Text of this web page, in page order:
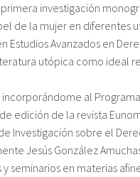
investigación
de la mujer en diferentes
Estudios Avanzados en
utópica como ideal
al
edición de la revista
Investigación sobre el
Jesús González
seminarios en materias